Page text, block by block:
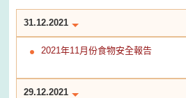
31.12.2021
2021年11月份食物安全報告
29.12.2021